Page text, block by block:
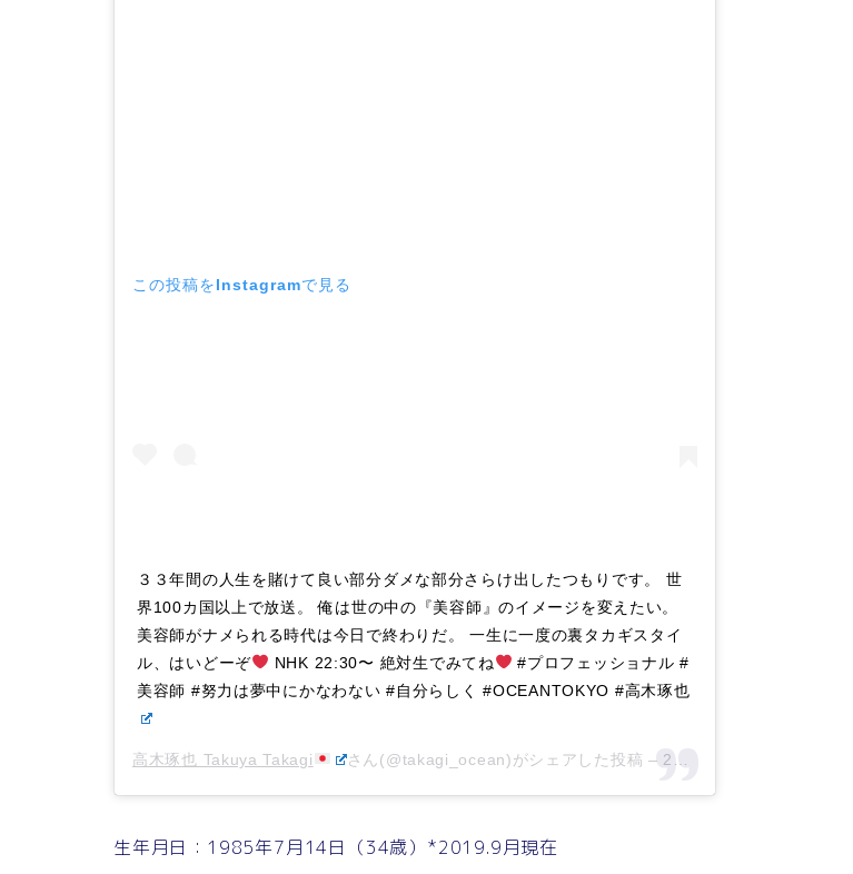
この投稿をInstagramで見る
３３年間の人生を賭けて良い部分ダメな部分さらけ出したつもりです。 世
界100カ国以上で放送。 俺は世の中の『美容師』のイメージを変えたい。
美容師がナメられる時代は今日で終わりだ。 一生に一度の裏タカギスタイ
ル、はいどーぞ
NHK 22:30〜 絶対生でみてね
#プロフェッショナル #
美容師 #努力は夢中にかなわない #自分らしく #OCEANTOKYO #高木琢也
高木琢也 Takuya Takagi さん(@takagi_ocean)がシェアした投稿 – 2019年 5月月14日午前6時10分PDT
生年月日：1985年7月14日（34歳）*2019.9月現在